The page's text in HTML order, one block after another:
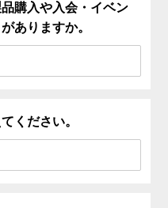
購入や入会・イベン
ありますか。
ください。